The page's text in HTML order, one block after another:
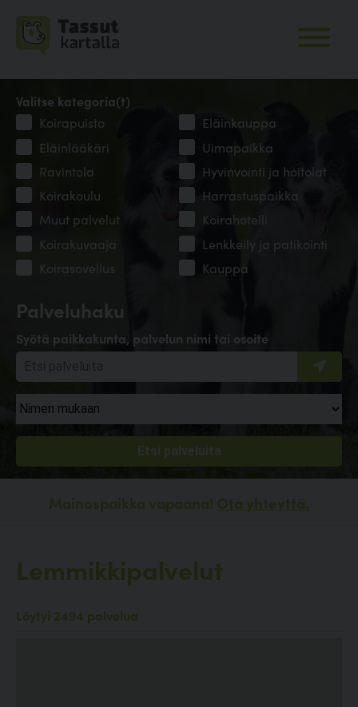
Palveluhaku
Syötä paikkakunta, palvelun nimi tai osoite
Valitse kategoria(t)
Koirapuisto
Eläinkauppa
Eläinlääkäri
Uimapaikka
Ravintola
Hyvinvointi ja hoitolat
Koirakoulu
Harrastuspaikka
Muut palvelut
Koirahotelli
Koirakuvaaja
Lenkkeily ja patikointi
Koirasovellus
Kauppa
Mainospaikka vapaana! Ota yhteyttä.
Lemmikkipalvelut
Löytyi 2494 palvelua